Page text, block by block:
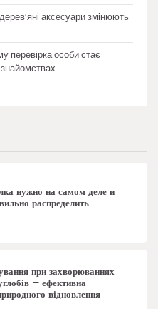
аксесуари змінюють
перевірка особи стає
нужно на самом деле и
распределить
при захворюваннях
– ефективна
відновлення